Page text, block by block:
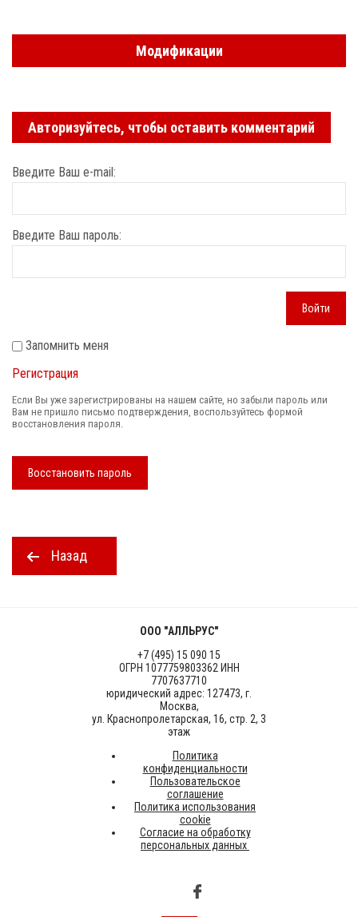
Модификации
Авторизуйтесь, чтобы оставить комментарий
Введите Ваш e-mail:
Введите Ваш пароль:
Войти
Запомнить меня
Регистрация
Если Вы уже зарегистрированы на нашем сайте, но забыли пароль или
Вам не пришло письмо подтверждения, воспользуйтесь формой
восстановления пароля.
Восстановить пароль
Назад
ООО "АЛЛЬРУС"
+7 (495) 15 090 15
ОГРН 1077759803362 ИНН
7707637710
юридический адрес: 127473, г.
Москва,
ул. Краснопролетарская, 16, стр. 2, 3
этаж
Политика
конфиденциальности
Пользовательское
соглашение
Политика использования
cookie
Согласие на обработку
персональных данных